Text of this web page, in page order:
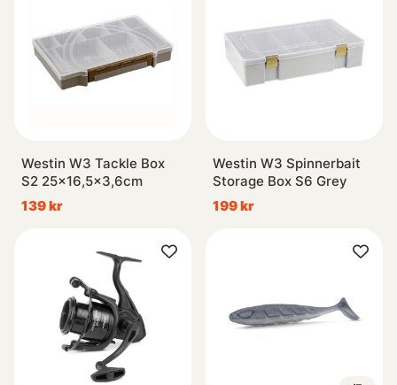
Westin W3 Tackle Box
S2 25x16,5x3,6cm
139 kr
Westin W3 Spinnerbait
Storage Box S6 Grey
199 kr